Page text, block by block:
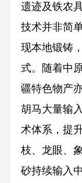
遗迹及铁农
技术并非简
现本地锻铸
式。随着中
疆特色物产
胡马大量输
术体系，提
枝、龙眼、
砂持续输入